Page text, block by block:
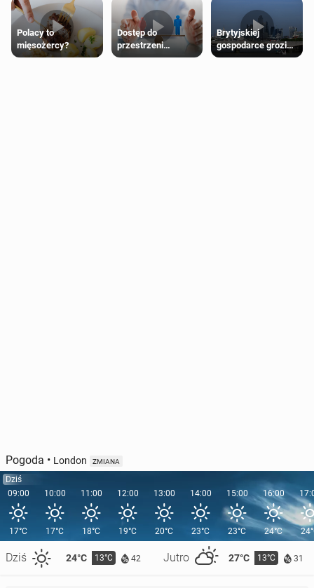
Polacy to
mięsożercy?
Dostęp do
przestrzeni
przeznaczonych
Brytyjskiej
gospodarce grozi
recesja, jeśli
Pogoda • London ZMIANA
Dziś
09:00
17°C
Dziś 24°C 13°C 42 Jutro 27°C 13°C 31
10:00
17°C
11:00
18°C
12:00
19°C
13:00
20°C
14:00
23°C
15:00
23°C
16:00
24°C